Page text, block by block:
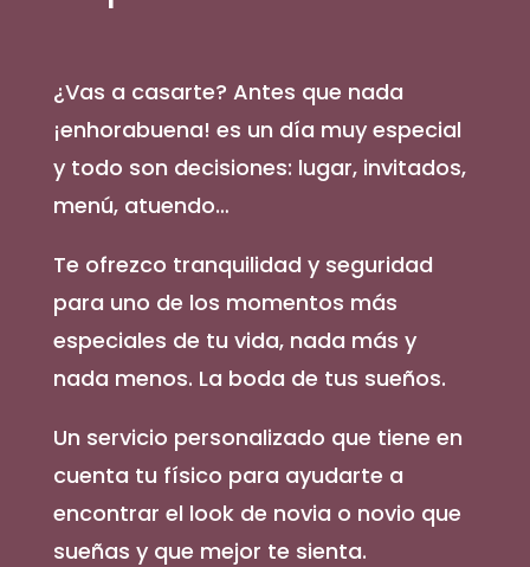
¿Vas a casarte? Antes que nada
¡enhorabuena! es un día muy especial
y todo son decisiones: lugar, invitados,
menú, atuendo…
Te ofrezco tranquilidad y seguridad
para uno de los momentos más
especiales de tu vida, nada más y
nada menos. La boda de tus sueños.
Un servicio personalizado que tiene en
cuenta tu físico para ayudarte a
encontrar el look de novia o novio que
sueñas y que mejor te sienta.